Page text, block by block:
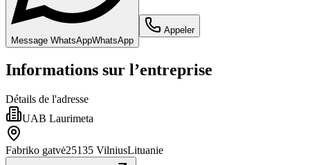
Message WhatsAppWhatsApp
Appeler
Informations sur l’entreprise
Détails de l'adresse
UAB Laurimeta
Fabriko gatvė25135 VilniusLituanie